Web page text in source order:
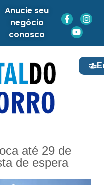
Anucie seu
negócio
conosco
até 29 de
de espera